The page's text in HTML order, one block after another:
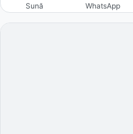
Sună WhatsApp